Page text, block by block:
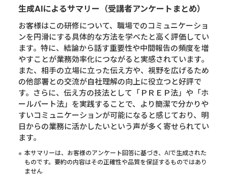
生成AIによるサマリー（受講者アンケートまとめ）
お客様はこの研修について、職場でのコミュニケーショ
ンを円滑にする具体的な方法を学べたと高く評価してい
ます。特に、結論から話す重要性や中間報告の頻度を増
やすことが業務効率化につながると実感されています。
また、相手の立場に立った伝え方や、視野を広げるため
の他部署との交流が自社理解の向上に役立つと好評で
す。さらに、伝え方の技法として「ＰＲＥＰ法」や「ホ
ールパート法」を実践することで、より簡潔で分かりや
すいコミュニケーションが可能になると感じており、明
日からの業務に活かしたいという声が多く寄せられてい
ます。
本サマリーは、お客様のアンケート回答に基づき、AIで生成された
ものです。要約の内容はその正確性や品質を保証するものではあり
ません